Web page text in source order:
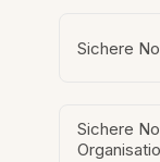
Sichere
Sichere